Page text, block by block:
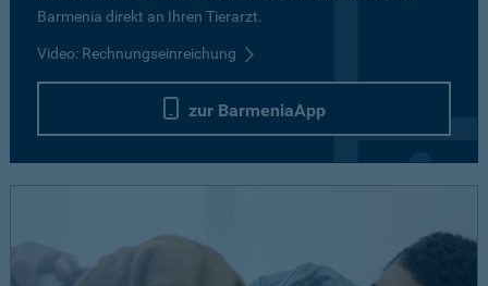
Barmenia direkt an Ihren Tierarzt.
Video: Rechnungseinreichung
zur BarmeniaApp